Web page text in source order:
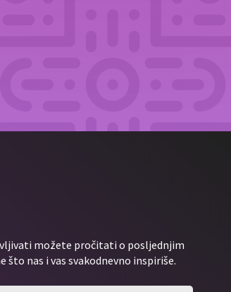
možete pročitati o posljednjim
nas i vas svakodnevno inspiriše.